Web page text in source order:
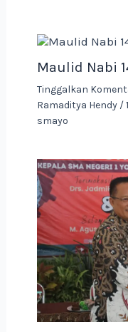
Maulid Nabi
Tinggalkan
Ramaditya Hendy /
smayo